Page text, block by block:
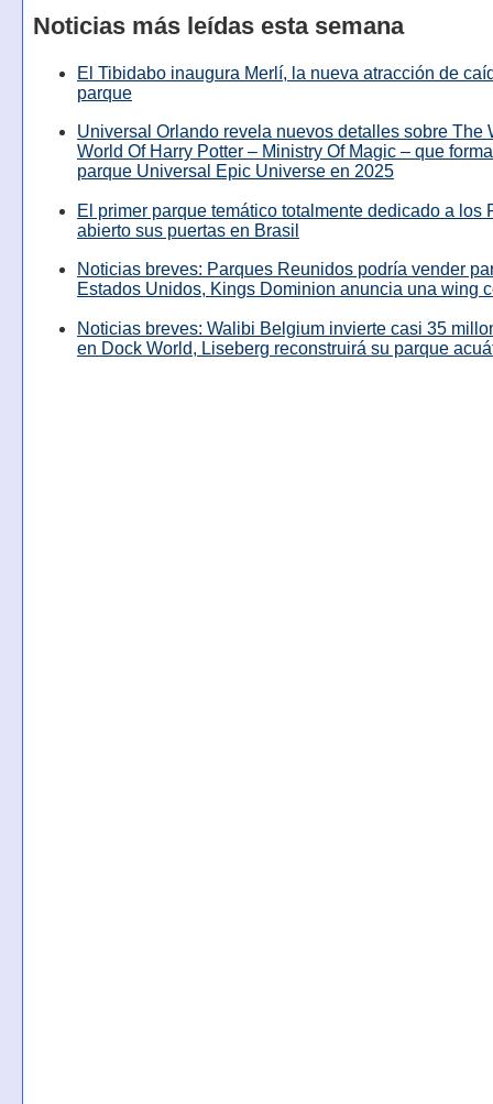
Noticias más leídas esta semana
El Tibidabo inaugura Merlí, la nueva atracción de
parque
Universal Orlando revela nuevos detalles sobre The
World Of Harry Potter – Ministry Of Magic – que
parque Universal Epic Universe en 2025
El primer parque temático totalmente dedicado a los
abierto sus puertas en Brasil
Noticias breves: Parques Reunidos podría vender
Estados Unidos, Kings Dominion anuncia una wing
Noticias breves: Walibi Belgium invierte casi 35
en Dock World, Liseberg reconstruirá su parque